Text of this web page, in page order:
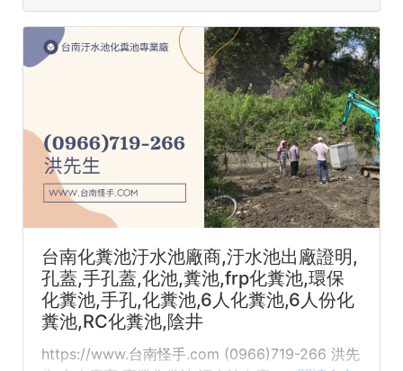
台南化糞池汙水池廠商,汙水池出廠證明,
孔蓋,手孔蓋,化池,糞池,frp化糞池,環保
化糞池,手孔,化糞池,6人化糞池,6人份化
糞池,RC化糞池,陰井
https://www.台南怪手.com (0966)719-266 洪先